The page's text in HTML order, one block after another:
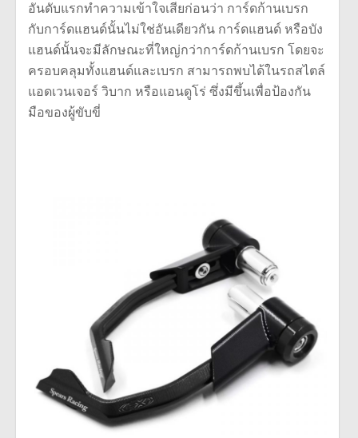
อันดับแรกทำความเข้าใจเสียก่อนว่า การ์ดก้านเบรก
กับการ์ดแฮนด์นั้นไม่ใช่อันเดียวกัน การ์ดแฮนด์ หรือบัง
แฮนด์นั้นจะมีลักษณะที่ใหญ่กว่าการ์ดก้านเบรก โดยจะ
ครอบคลุมทั้งแฮนด์และเบรก สามารถพบได้ในรถสไตล์
แอดเวนเจอร์ วิบาก หรือแอนดูโร่ ซึ่งมีขึ้นเพื่อป้องกัน
มือของผู้ขับขี่